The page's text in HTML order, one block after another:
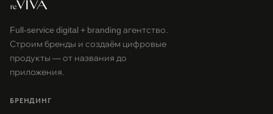
Full-service digital + branding агентство.
Строим бренды и создаём цифровые
продукты — от названия до
приложения.
БРЕНДИНГ